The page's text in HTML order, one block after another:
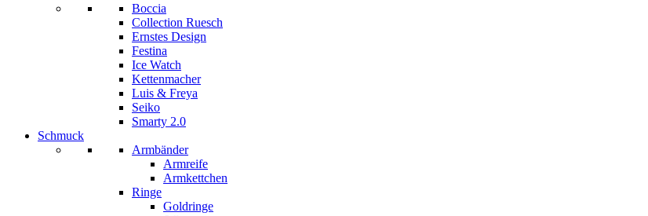
Boccia
Collection Ruesch
Ernstes Design
Festina
Ice Watch
Kettenmacher
Luis & Freya
Seiko
Smarty 2.0
Schmuck
Armbänder
Armreife
Armkettchen
Ringe
Goldringe